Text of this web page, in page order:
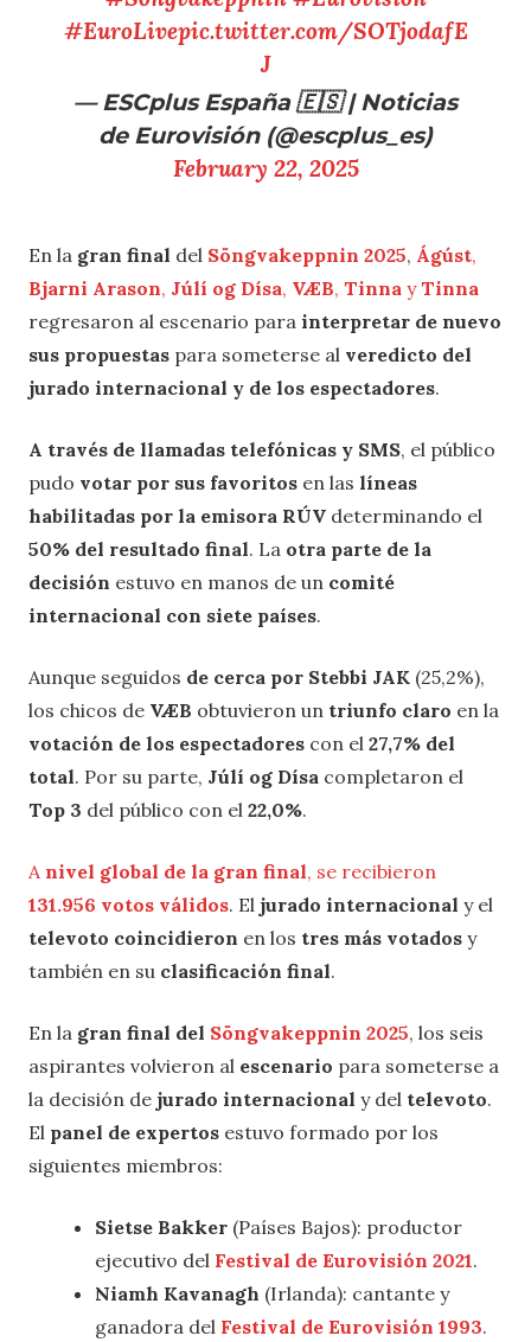
#EuroLivepic.twitter.com/SOTjodafE
J
— ESCplus España 🇪🇸 | Noticias
de Eurovisión (@escplus_es)
February 22, 2025
En la gran final del Söngvakeppnin 2025, Ágúst,
Bjarni Arason, Júlí og Dísa, VÆB, Tinna y Tinna
regresaron al escenario para interpretar de nuevo
sus propuestas para someterse al veredicto del
jurado internacional y de los espectadores.
A través de llamadas telefónicas y SMS, el público
pudo votar por sus favoritos en las líneas
habilitadas por la emisora RÚV determinando el
50% del resultado final. La otra parte de la
decisión estuvo en manos de un comité
internacional con siete países.
Aunque seguidos de cerca por Stebbi JAK (25,2%),
los chicos de VÆB obtuvieron un triunfo claro en la
votación de los espectadores con el 27,7% del
total. Por su parte, Júlí og Dísa completaron el
Top 3 del público con el 22,0%.
A nivel global de la gran final, se recibieron
131.956 votos válidos. El jurado internacional y el
televoto coincidieron en los tres más votados y
también en su clasificación final.
En la gran final del Söngvakeppnin 2025, los seis
aspirantes volvieron al escenario para someterse a
la decisión de jurado internacional y del televoto.
El panel de expertos estuvo formado por los
siguientes miembros:
Sietse Bakker (Países Bajos): productor
ejecutivo del Festival de Eurovisión 2021.
Niamh Kavanagh (Irlanda): cantante y
ganadora del Festival de Eurovisión 1993.